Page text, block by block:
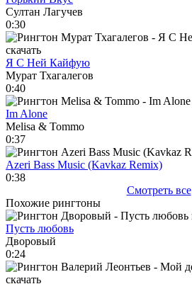
Султан Лагучев
0:30
Я С Ней Кайфую
Мурат Тхагалегов
0:40
Im Alone
Melisa & Tommo
0:37
Azeri Bass Music (Kavkaz Remix)
0:38
Смотреть все
Похожие рингтоны
Пусть любовь
Дворовый
0:24